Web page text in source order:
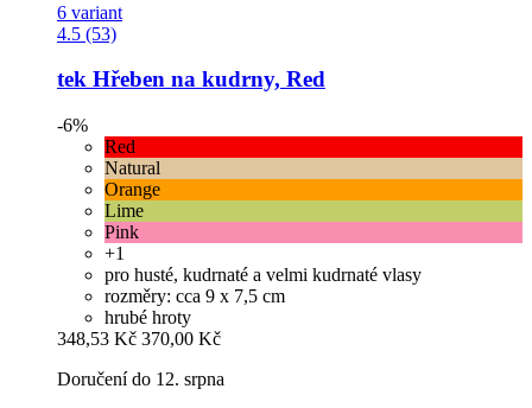
6 variant
4.5 (53)
tek Hřeben na kudrny, Red
-6%
Red
Natural
Orange
Lime
Pink
+1
pro husté, kudrnaté a velmi kudrnaté vlasy
rozměry: cca 9 x 7,5 cm
hrubé hroty
348,53 Kč 370,00 Kč
Doručení do 12. srpna